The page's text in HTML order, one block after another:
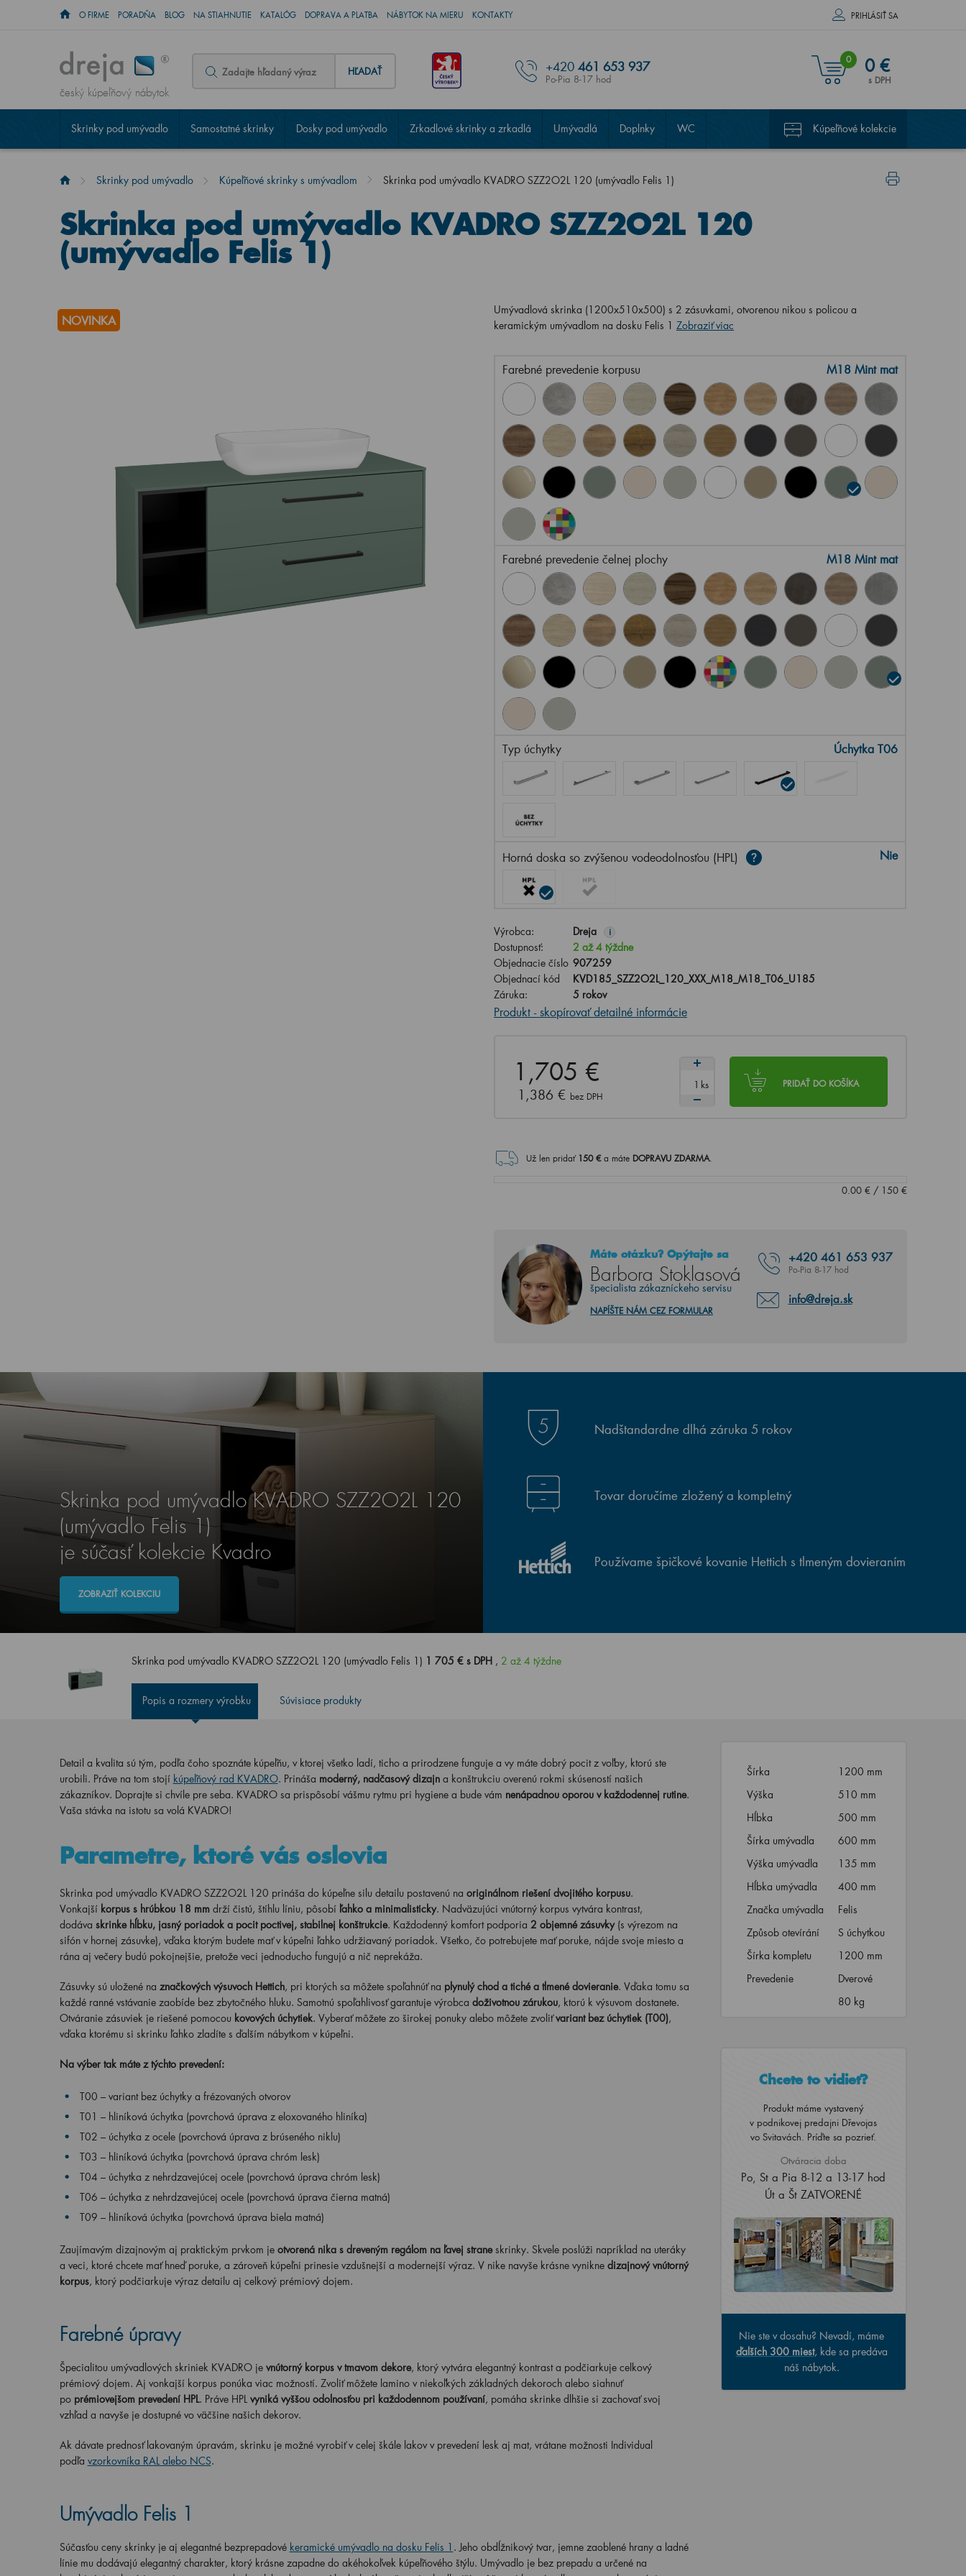
O FIRME PORADŇA BLOG NA STIAHNUTIE KATALÓG DOPRAVA A PLATBA NÁBYTOK NA MIERU KONTAKTY PRIHLÁSIŤ SA
český kúpeľňový nábytok
HĽADAŤ +420 461 653 937
Po-Pia 8-17 hod
0 0 €
s DPH
Skrinky pod umývadlo Samostatné skrinky Dosky pod umývadlo Zrkadlové skrinky a zrkadlá Umývadlá Doplnky WC Kúpeľňové kolekcie
Skrinky pod umývadlo Kúpeľňové skrinky s umývadlom Skrinka pod umývadlo KVADRO SZZ2O2L 120 (umývadlo Felis 1)
Skrinka pod umývadlo KVADRO SZZ2O2L 120
(umývadlo Felis 1)
NOVINKA
Umývadlová skrinka (1200x510x500) s 2 zásuvkami, otvorenou nikou s policou a
keramickým umývadlom na dosku Felis 1 Zobraziť viac
Farebné prevedenie korpusu M18 Mint mat
Farebné prevedenie čelnej plochy M18 Mint mat
Typ úchytky Úchytka T06
Horná doska so zvýšenou vodeodolnosťou (HPL) Nie
Výrobca: Dreja i
Dostupnosť:
2 až 4 týždne
Objednacie číslo 907259
Objednací kód
KVD185_SZZ2O2L_120_XXX_M18_M18_T06_U185
Záruka:
5 rokov
Produkt - skopírovať detailné informácie
1,705 €
1,386 € bez DPH
PRIDAŤ DO KOŠÍKA
ks
Už len pridať 150€ a máte DOPRAVU ZDARMA.
0.00€/ 150€
Máte otázku? Opýtajte sa
Barbora Stoklasová
špecialista zákazníckeho servisu
+420 461 653 937
Po-Pia 8-17 hod
info@dreja.sk
NAPÍŠTE NÁM CEZ FORMULAR
Skrinka pod umývadlo KVADRO SZZ2O2L 120
(umývadlo Felis 1)
je súčasť kolekcie Kvadro
ZOBRAZIŤ KOLEKCIU
Nadštandardne dlhá záruka 5 rokov
Tovar doručíme zložený a kompletný
Používame špičkové kovanie Hettich s tlmeným dovieraním
Skrinka pod umývadlo KVADRO SZZ2O2L 120 (umývadlo Felis 1) 1 705 € s DPH , 2 až 4 týždne
Popis a rozmery výrobku Súvisiace produkty
Detail a kvalita sú tým, podľa čoho spoznáte kúpeľňu, v ktorej všetko ladí, ticho a prirodzene funguje a vy máte dobrý pocit z voľby, ktorú ste
urobili. Práve na tom stojí kúpeľňový rad KVADRO. Prináša moderný, nadčasový dizajn a konštrukciu overenú rokmi skúseností našich
zákazníkov. Doprajte si chvíle pre seba. KVADRO sa prispôsobí vášmu rytmu pri hygiene a bude vám nenápadnou oporou v každodennej rutine.
Vaša stávka na istotu sa volá KVADRO!
Parametre, ktoré vás oslovia
Skrinka pod umývadlo KVADRO SZZ2O2L 120 prináša do kúpeľne silu detailu postavenú na originálnom riešení dvojitého korpusu.
Vonkajší korpus s hrúbkou 18 mm drží čistú, štíhlu líniu, pôsobí ľahko a minimalisticky. Nadväzujúci vnútorný korpus vytvára kontrast,
dodáva skrinke hĺbku, jasný poriadok a pocit poctivej, stabilnej konštrukcie. Každodenný komfort podporia 2 objemné zásuvky (s výrezom na
sifón v hornej zásuvke), vďaka ktorým budete mať v kúpeľni ľahko udržiavaný poriadok. Všetko, čo potrebujete mať poruke, nájde svoje miesto a
rána aj večery budú pokojnejšie, pretože veci jednoducho fungujú a nič neprekáža.
Zásuvky sú uložené na značkových výsuvoch Hettich, pri ktorých sa môžete spoľahnúť na plynulý chod a tiché a tlmené dovieranie. Vďaka tomu sa
každé ranné vstávanie zaobíde bez zbytočného hluku. Samotnú spoľahlivosť garantuje výrobca doživotnou zárukou, ktorú k výsuvom dostanete.
Otváranie zásuviek je riešené pomocou kovových úchytiek. Vyberať môžete zo širokej ponuky alebo môžete zvoliť variant bez úchytiek (T00),
vďaka ktorému si skrinku ľahko zladíte s ďalším nábytkom v kúpeľni.
Na výber tak máte z týchto prevedení:
T00 – variant bez úchytky a frézovaných otvorov
T01 – hliníková úchytka (povrchová úprava z eloxovaného hliníka)
T02 – úchytka z ocele (povrchová úprava z brúseného niklu)
T03 – hliníková úchytka (povrchová úprava chróm lesk)
T04 – úchytka z nehrdzavejúcej ocele (povrchová úprava chróm lesk)
T06 – úchytka z nehrdzavejúcej ocele (povrchová úprava čierna matná)
T09 – hliníková úchytka (povrchová úprava biela matná)
Zaujímavým dizajnovým aj praktickým prvkom je otvorená nika s dreveným regálom na ľavej strane skrinky. Skvele poslúži napríklad na uteráky
a veci, ktoré chcete mať hneď poruke, a zároveň kúpeľni prinesie vzdušnejší a modernejší výraz. V nike navyše krásne vynikne dizajnový vnútorný
korpus, ktorý podčiarkuje výraz detailu aj celkový prémiový dojem.
Farebné úpravy
Špecialitou umývadlových skriniek KVADRO je vnútorný korpus v tmavom dekore, ktorý vytvára elegantný kontrast a podčiarkuje celkový
prémiový dojem. Aj vonkajší korpus ponúka viac možností. Zvoliť môžete lamino v niekoľkých základných dekoroch alebo siahnuť
po prémiovejšom prevedení HPL. Práve HPL vyniká vyššou odolnosťou pri každodennom používaní, pomáha skrinke dlhšie si zachovať svoj
vzhľad a navyše je dostupné vo väčšine našich dekorov.
Ak dávate prednosť lakovaným úpravám, skrinku je možné vyrobiť v celej škále lakov v prevedení lesk aj mat, vrátane možnosti Individual
podľa vzorkovníka RAL alebo NCS.
Umývadlo Felis 1
Súčasťou ceny skrinky je aj elegantné bezprepadové keramické umývadlo na dosku Felis 1 . Jeho obdĺžnikový tvar, jemne zaoblené hrany a ladné
línie mu dodávajú elegantný charakter, ktorý krásne zapadne do akéhokoľvek kúpeľňového štýlu. Umývadlo je bez prepadu a určené na
Šírka
1200 mm
Výška
510 mm
Hĺbka
500 mm
Šírka umývadla
600 mm
Výška umývadla
135 mm
Hĺbka umývadla
400 mm
Značka umývadla
Felis
Způsob otevírání
S úchytkou
Šírka kompletu
1200 mm
Prevedenie
Dverové
80 kg
Chcete to vidieť?
Produkt máme vystavený
v podnikovej predajni Dřevojas
vo Svitavách. Príďte sa pozrieť.
Otváracia doba
Po, St a Pia 8-12 a 13-17 hod
Út a Št ZATVORENÉ
Nie ste v dosahu? Nevadí, máme
ďalších 300 miest, kde sa predáva
náš nábytok.